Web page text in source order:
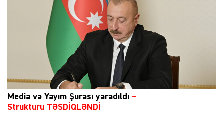
Media və Yayım Şurası yaradıldı –
Strukturu TƏSDİQLƏNDİ